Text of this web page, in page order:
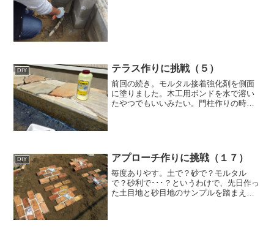
DIY テラス作りに挑戦（５）
前回の続き。モルタル接着強化剤を側面
に塗りました。木工用ボンドを水で溶い
たやつでもいいみたい。門柱作りの時に
DIY アプローチ作りに挑戦（１７）
毎度ありやす。土で？砂で？モルタル
で？砂利で･･･？というわけで、先日作っ
た土目地と砂目地のサンプルを踏まえ、